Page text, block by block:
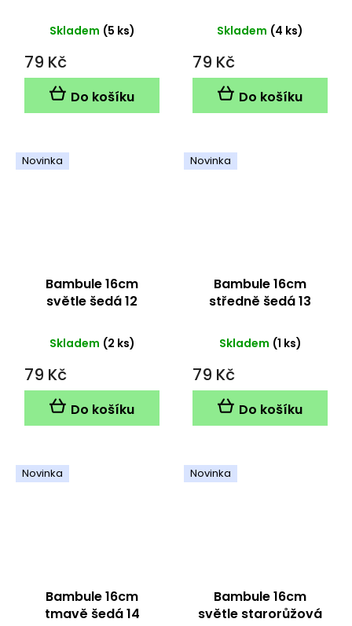
Skladem (5 ks)
79 Kč
Do košíku
Skladem (4 ks)
79 Kč
Do košíku
Novinka
Bambule 16cm
světle šedá 12
Skladem (2 ks)
79 Kč
Do košíku
Novinka
Bambule 16cm
středně šedá 13
Skladem (1 ks)
79 Kč
Do košíku
Novinka
Bambule 16cm
tmavě šedá 14
Novinka
Bambule 16cm
světle starorůžová